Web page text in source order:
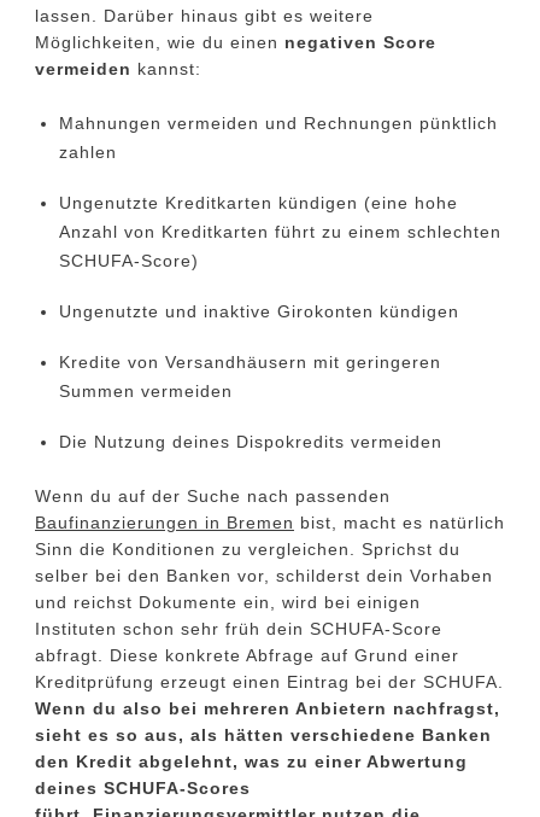
lassen. Darüber hinaus gibt es weitere
Möglichkeiten, wie du einen negativen Score
vermeiden kannst:
Mahnungen vermeiden und Rechnungen pünktlich
zahlen
Ungenutzte Kreditkarten kündigen (eine hohe
Anzahl von Kreditkarten führt zu einem schlechten
SCHUFA-Score)
Ungenutzte und inaktive Girokonten kündigen
Kredite von Versandhäusern mit geringeren
Summen vermeiden
Die Nutzung deines Dispokredits vermeiden
Wenn du auf der Suche nach passenden
Baufinanzierungen in Bremen bist, macht es natürlich
Sinn die Konditionen zu vergleichen. Sprichst du
selber bei den Banken vor, schilderst dein Vorhaben
und reichst Dokumente ein, wird bei einigen
Instituten schon sehr früh dein SCHUFA-Score
abfragt. Diese konkrete Abfrage auf Grund einer
Kreditprüfung erzeugt einen Eintrag bei der SCHUFA.
Wenn du also bei mehreren Anbietern nachfragst,
sieht es so aus, als hätten verschiedene Banken
den Kredit abgelehnt, was zu einer Abwertung
deines SCHUFA-Scores